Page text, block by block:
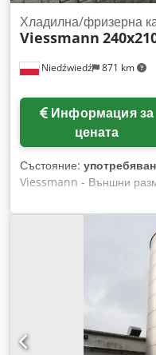
Niedźwiedź 871 km
Хладилна/фризерна
Viessmann
Информация за
цената
Състояние: употребяван
Viessmann - Външни
Вътрешни размери:
панелите: 100 мм -
- Под от неръждаема
Агрегат и изпарител в
Лесен монтаж на